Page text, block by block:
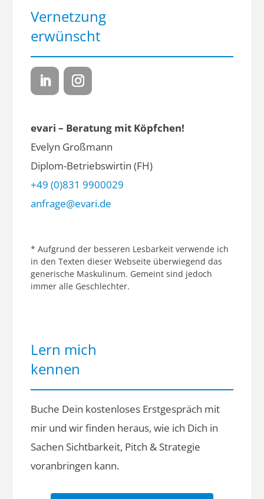
Vernetzung
erwünscht
evari – Beratung mit Köpfchen!
Evelyn Großmann
Diplom-Betriebswirtin (FH)
+49 (0)831 9900029
anfrage@evari.de
* Aufgrund der besseren Lesbarkeit verwende ich
in den Texten dieser Webseite überwiegend das
generische Maskulinum. Gemeint sind jedoch
immer alle Geschlechter.
Lern mich
kennen
Buche Dein kostenloses Erstgespräch mit
mir und wir finden heraus, wie ich Dich in
Sachen Sichtbarkeit, Pitch & Strategie
voranbringen kann.